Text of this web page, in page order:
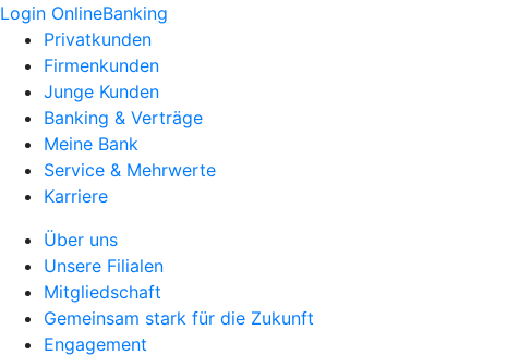
Login OnlineBanking
Privatkunden
Firmenkunden
Junge Kunden
Banking & Verträge
Meine Bank
Service & Mehrwerte
Karriere
Über uns
Unsere Filialen
Mitgliedschaft
Gemeinsam stark für die Zukunft
Engagement